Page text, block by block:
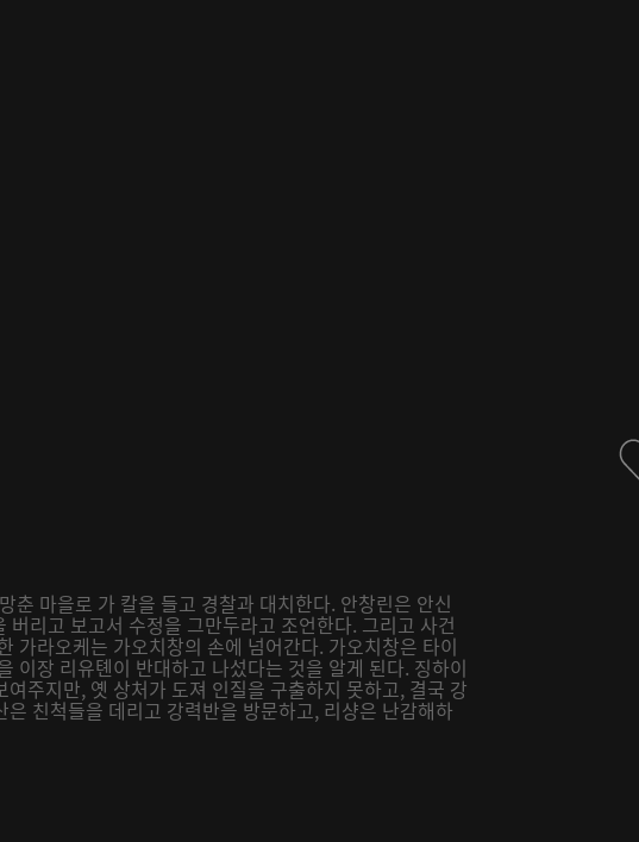
춘 마을로 가 칼을 들고 경찰과 대치한다. 안창린은 안신
리고 보고서 수정을 그만두라고 조언한다. 그리고 사건
가라오케는 가오치창의 손에 넘어간다. 가오치창은 타이
이장 리유톈이 반대하고 나섰다는 것을 알게 된다. 징하이
주지만, 옛 상처가 도져 인질을 구출하지 못하고, 결국 강
친척들을 데리고 강력반을 방문하고, 리샹은 난감해하